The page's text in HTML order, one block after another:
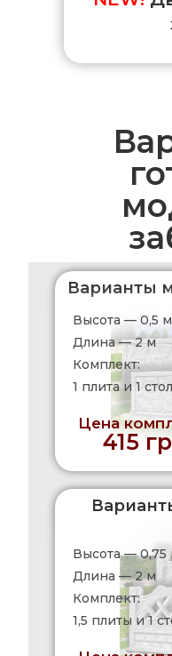
Варианты
Высота — 0,5 м
Длина — 2 м
Комплект:
1 плита и 1
Цена
415
Высота — 0,75
Длина — 2 м
Комплект:
1,5 плиты и 1